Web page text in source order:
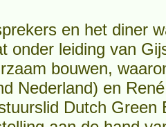
en het diner
onder leiding van
bouwen,
Nederland) en
Dutch Green